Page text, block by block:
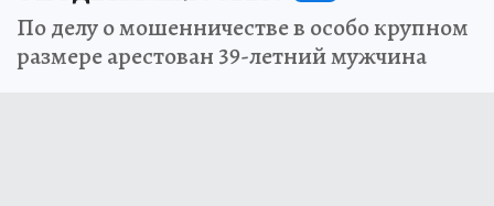
По делу о мошенничестве в особо крупном
размере арестован 39-летний мужчина